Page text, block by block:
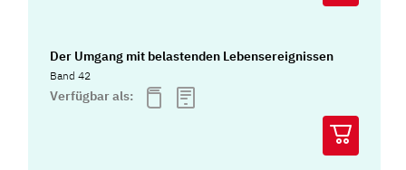
Der Umgang mit belastenden Lebensereignissen
Band 42
Verfügbar als: